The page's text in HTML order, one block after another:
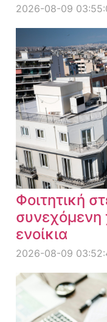
2026-08-09
Φοιτητική
συνεχόμενη
ενοίκια
2026-08-09